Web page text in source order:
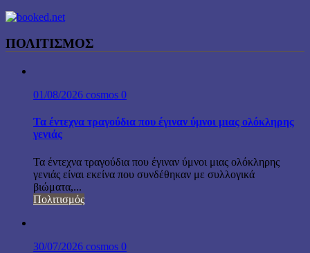
ΠΟΛΙΤΙΣΜΟΣ
01/08/2026 cosmos 0
Τα έντεχνα τραγούδια που έγιναν ύμνοι μιας ολόκληρης
γενιάς
Τα έντεχνα τραγούδια που έγιναν ύμνοι μιας ολόκληρης
γενιάς είναι εκείνα που συνδέθηκαν με συλλογικά
βιώματα,...
Πολιτισμός
30/07/2026 cosmos 0